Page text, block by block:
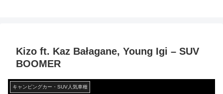
Kizo ft. Kaz Bałagane, Young Igi – SUV
BOOMER
キャンピングカー・SUV人気車種